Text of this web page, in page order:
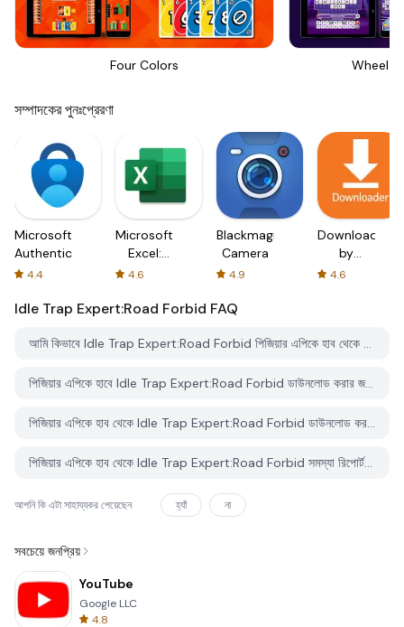
Four Colors Wheel
সম্পাদকের পুনঃপ্রেরণা
Microsoft
Authenticator
4.4
Microsoft
Excel:
Spreadsheets
4.6
Blackmagic
Camera
4.9
Downloader
by
AFTVnews
4.6
Idle Trap Expert:Road Forbid FAQ
আমি কিভাবে Idle Trap Expert:Road Forbid পিজিয়ার এপিকে হাব থেকে ডাউনলোড করব?
পিজিয়ার এপিকে হাবে Idle Trap Expert:Road Forbid ডাউনলোড করার জন্য কোন খরচ আছে?
পিজিয়ার এপিকে হাব থেকে Idle Trap Expert:Road Forbid ডাউনলোড করতে কি আমার একটি অ্যাকাউন্ট দরকার?
পিজিয়ার এপিকে হাব থেকে Idle Trap Expert:Road Forbid সমস্যা রিপোর্ট করতে কিভাবে পারি?
আপনি কি এটা সাহায্যকর পেয়েছেন হ্যাঁ না
সবচেয়ে জনপ্রিয়
YouTube
Google LLC
4.8